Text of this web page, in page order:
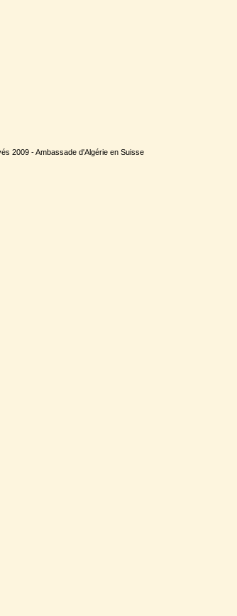
2009 - Ambassade d'Algérie en Suisse